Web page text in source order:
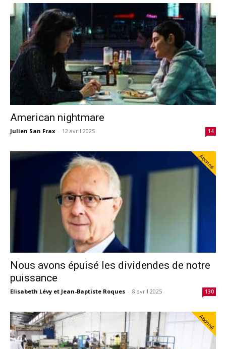
American nightmare
Julien San Frax - 12 avril 2025 14
Abonné
Nous avons épuisé les dividendes de notre
puissance
Elisabeth Lévy et Jean-Baptiste Roques - 8 avril 2025 130
Abonné